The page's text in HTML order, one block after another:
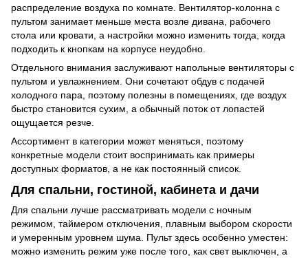
распределение воздуха по комнате. Вентилятор-колонна с
пультом занимает меньше места возле дивана, рабочего
стола или кровати, а настройки можно изменить тогда, когда
подходить к кнопкам на корпусе неудобно.
Отдельного внимания заслуживают напольные вентиляторы с
пультом и увлажнением. Они сочетают обдув с подачей
холодного пара, поэтому полезны в помещениях, где воздух
быстро становится сухим, а обычный поток от лопастей
ощущается резче.
Ассортимент в категории может меняться, поэтому
конкретные модели стоит воспринимать как примеры
доступных форматов, а не как постоянный список.
Для спальни, гостиной, кабинета и дачи
Для спальни лучше рассматривать модели с ночным
режимом, таймером отключения, плавным выбором скорости
и умеренным уровнем шума. Пульт здесь особенно уместен:
можно изменить режим уже после того, как свет выключен, а